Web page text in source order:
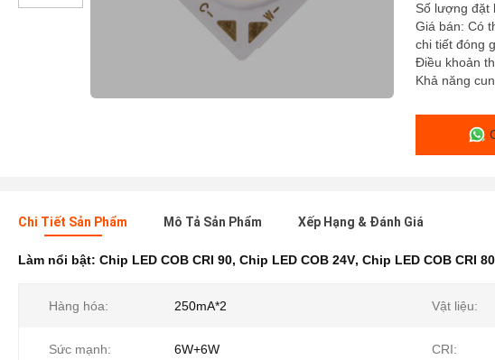
Số lượng đặt
Giá bán: Có
chi tiết đóng
Điều khoản
Khả năng
Chi Tiết Sản Phẩm Mô Tả Sản Phẩm Xếp Hạng & Đánh Giá
Làm nổi bật: Chip LED COB CRI 90, Chip LED COB 24V, Chip LED COB CRI 80
Hàng hóa: 250mA*2 Vật liệu:
Sức mạnh: 6W+6W CRI: